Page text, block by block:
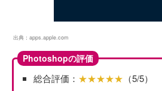
出典： apps.apple.com
Photoshopの評価
総合評価： ★★★★★ （5/5）